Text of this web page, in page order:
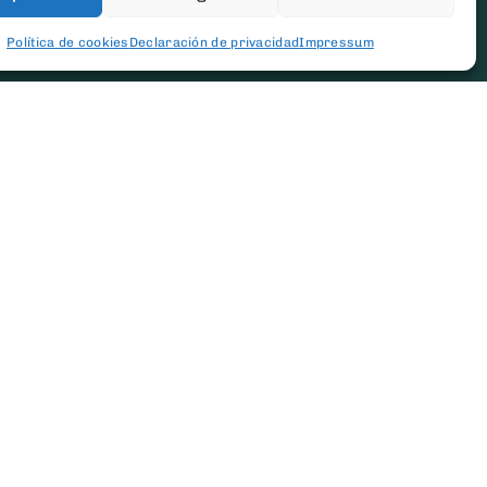
Política de cookies Declaración de privacidadImpressum
[newsletter_form type="minimal"]